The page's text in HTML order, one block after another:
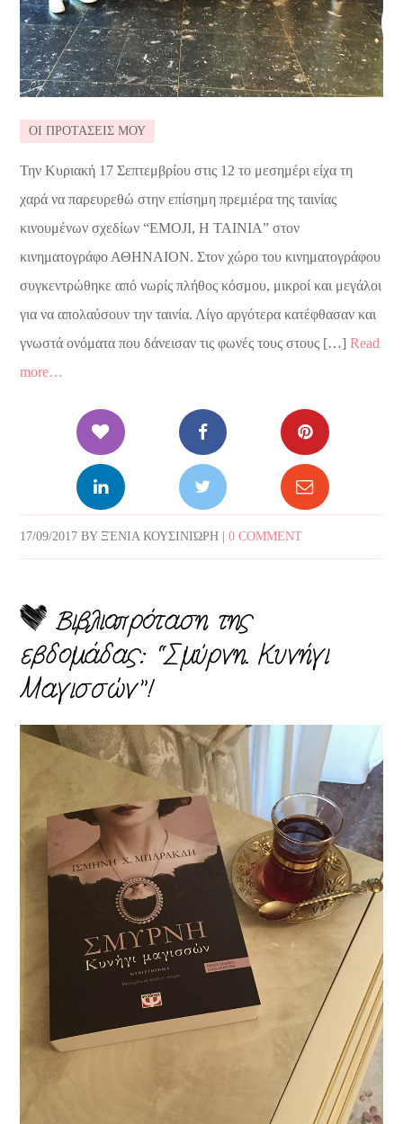
ΟΙ ΠΡΟΤΑΣΕΙΣ ΜΟΥ
Την Κυριακή 17 Σεπτεμβρίου στις 12 το μεσημέρι είχα τη
χαρά να παρευρεθώ στην επίσημη πρεμιέρα της ταινίας
κινουμένων σχεδίων “EMOJI, Η ΤΑΙΝΙΑ” στον
κινηματογράφο ΑΘΗΝΑΙΟΝ. Στον χώρο του κινηματογράφου
συγκεντρώθηκε από νωρίς πλήθος κόσμου, μικροί και μεγάλοι
για να απολαύσουν την ταινία. Λίγο αργότερα κατέφθασαν και
γνωστά ονόματα που δάνεισαν τις φωνές τους στους […]Read
more…
17/09/2017 BYΞΈΝΙΑ ΚΟΥΣΙΝΙΏΡΗ |0 COMMENT
Βιβλιοπρόταση της
εβδομάδας: “Σμύρνη. Κυνήγι
Μαγισσών”!